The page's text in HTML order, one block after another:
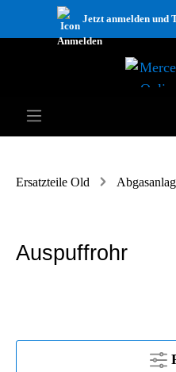
Jetzt anmelden und
Ersatzteile Old
Auspuffrohr